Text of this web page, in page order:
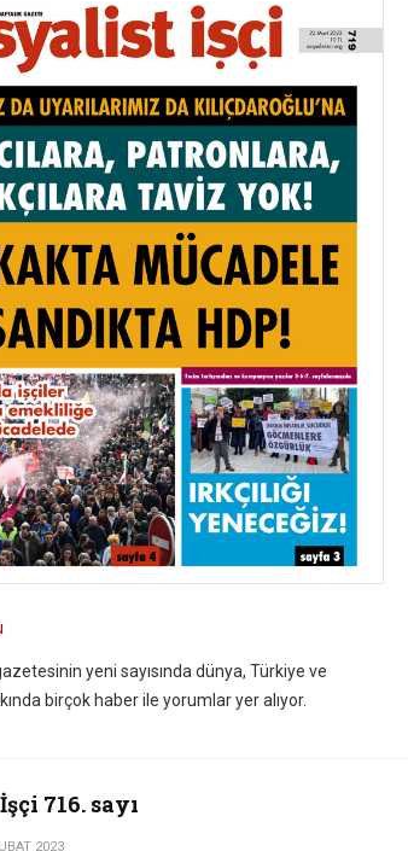
yeni sayısında dünya, Türkiye ve
birçok haber ile yorumlar yer alıyor.
716. sayı
2023